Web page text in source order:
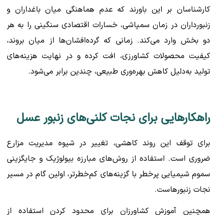
کارشناسان بر این باورند که عدم هماهنگی میان باغداران و
زنبورداران در زمان سمپاشی، خسارات اقتصادی سنگینی را به هر
دو بخش وارد می‌کند. زمانی که گرده‌افشان‌ها از میان بروند،
کیفیت محصولات کشاورزی، افت کرده و در نهایت هزینه‌های
تولید به‌دلیل کاهش بهره‌وری طبیعی، چندین برابر می‌شود.
راهکارهایی برای نجات کلنی‌های زنبور عسل
برای توقف این روند کاهشی، تغییر در شیوه مدیریت مزارع
ضروری است. استفاده از روش‌های مبارزه بیولوژیک و جایگزینی
سموم شیمیایی پرخطر با گزینه‌های کم‌خطرتر، اولین گام در مسیر
نجات زنبورهاست.
همچنین آموزش کشاورزان برای محدود کردن استفاده از